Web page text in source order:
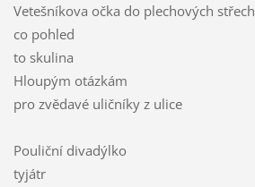
Vetešníkova očka do plechových střech
co pohled
to skulina
Hloupým otázkám
pro zvědavé uličníky z ulice
Pouliční divadýlko
tyjátr